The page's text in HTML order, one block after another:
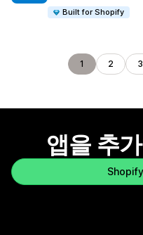
Built for Shopify
1 2 3
앱을 추